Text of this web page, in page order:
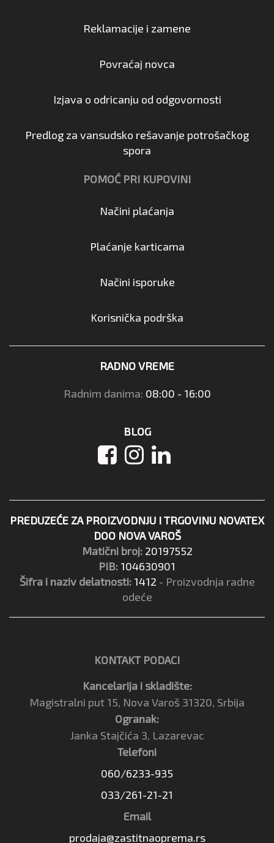
Reklamacije i zamene
Povraćaj novca
Izjava o odricanju od odgovornosti
Predlog za vansudsko rešavanje potrošačkog
spora
POMOĆ PRI KUPOVINI
Načini plaćanja
Plaćanje karticama
Načini isporuke
Korisnička podrška
RADNO VREME
Radnim danima: 08:00 - 16:00
BLOG
PREDUZEĆE ZA PROIZVODNJU I TRGOVINU NOVATEX
DOO NOVA VAROŠ
Matični broj: 20197552
PIB: 104630901
Šifra i naziv delatnosti: 1412 - Proizvodnja radne
odeće
KONTAKT PODACI
Kancelarija i skladište:
Magistralni put 15, Nova Varoš 31320, Srbija
Ogranak:
Janka Stajčića 3, Lazarevac
Telefoni
060/6233-935
033/261-21-21
Email
prodaja@zastitnaoprema.rs